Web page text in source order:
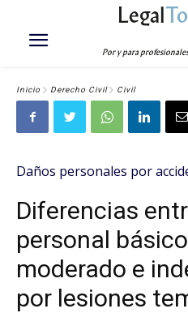
Legal
Por y para
Inicio Derecho Civil Civil
Daños personales por
Diferencias
personal
moderado e
por lesiones